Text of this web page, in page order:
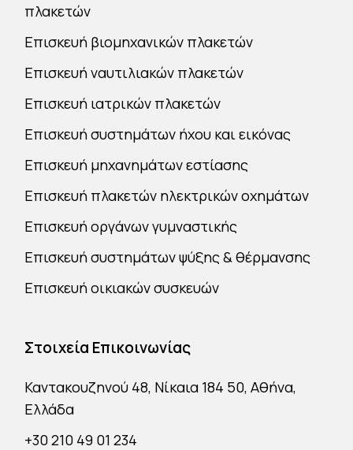
πλακετών
Επισκευή βιομηχανικών πλακετών
Επισκευή ναυτιλιακών πλακετών
Επισκευή ιατρικών πλακετών
Επισκευή συστημάτων ήχου και εικόνας
Επισκευή μηχανημάτων εστίασης
Επισκευή πλακετών ηλεκτρικών οχημάτων
Επισκευή οργάνων γυμναστικής
Επισκευή συστημάτων ψύξης & θέρμανσης
Επισκευή οικιακών συσκευών
Στοιχεία Επικοινωνίας
Καντακουζηνού 48, Νίκαια 184 50, Αθήνα,
Ελλάδα
+30 210 49 01 234